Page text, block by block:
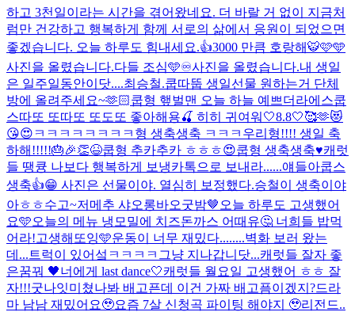
하고 3천일이라는 시간을 겪어왔네요. 더 바랄 거 없이 지금처
럼만 건강하고 행복하게 함께 서로의 삶에서 응원이 되었으면
좋겠습니다. 오늘 하루도 힘내세요.👍3000 만큼 호랑해🐯🩷🩵
사진을 올렸습니다.다들 조심🩵♾️사진을 올렸습니다.내 생일
은 일주일동안이닷....최승철.쿱따뚭 생일선물 원하는거 단체
방에 올려주세요~🫶🏻쿱형 햎벌맨 오늘 하늘 예쁘더라에스쿱
스따또 또따또 또도또 좋아해용🍒 히히 귀여워 🤍8.8🤍🥰🫶😻
😘😍 ㅋㅋㅋㅋㅋㅋㅋㅋ형 생축생축 ㅋㅋㅋ 우리형!!!! 생일 축
하해!!!!!🎂🎉👏😆쿱형 추카추카 ㅎㅎㅎ😍쿱형 생축생축♥️캐럿
들 땡큥 나보다 행복하게 보냉카톡으로 보내라......얘들아쿱스
생축👍😁 사진은 선물이야. 열심히 보정했다.승철이 생축이야
아ㅎㅎ수고~저메추 샤오롱바오굿밤🤎 오늘 하루도 고생했어
요🩵오늘의 메뉴 냉모밀에 치즈돈까스 어때유🤔 너희들 밥먹
어라!고생해또잉🩵운동이 너무 재밌다........벽화 보러 왔는
데...트럭이 있어섴ㅋㅋㅋㅋ그냥 지나갑니닷...캐럿들 잘자 좋
은꿈꿔 🖤너에게 last dance🤍캐럿들 월요일 고생했어 ㅎㅎ 잘
자!!!굿나잇미쳤나봐 배고픈데 이건 가짜 배고픔이겠지?드라
마 남남 재밌어요🥹요즘 7살 신청곡 파이팅 해야지 🥹리전드..